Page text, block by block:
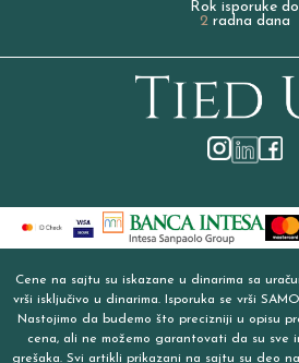
Rok isporuke do
2radna dana
Cene na sajtu su iskazane u dinarima sa
vrši isključivo u dinarima. Isporuka se vrši
Nastojimo da budemo što precizniji u opisu
cena, ali ne možemo garantovati da su sve
grešaka. Svi artikli prikazani na sajtu su deo